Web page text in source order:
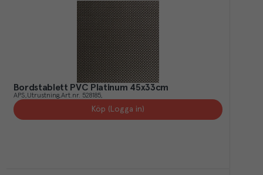
Bordstablett PVC Platinum 45x33cm
APS Utrustning Art.nr. 528185
Köp (Logga in)